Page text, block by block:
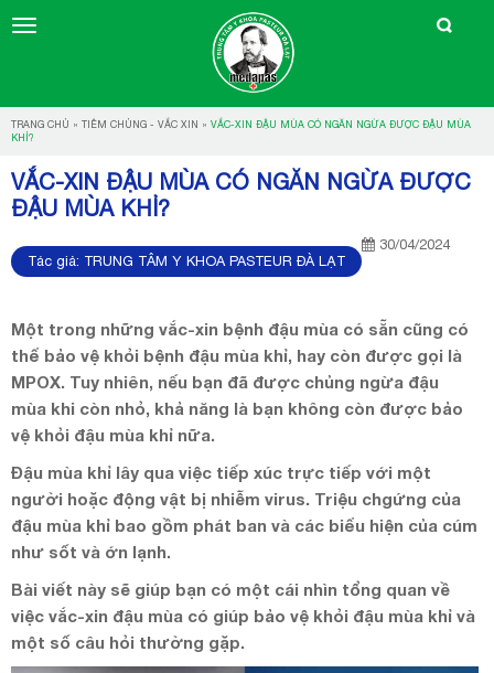
TRANG CHỦ » TIÊM CHỦNG - VẮC XIN » VẮC-XIN ĐẬU MÙA CÓ NGĂN NGỪA ĐƯỢC ĐẬU MÙA
KHỈ?
VẮC-XIN ĐẬU MÙA CÓ NGĂN NGỪA ĐƯỢC
ĐẬU MÙA KHỈ?
30/04/2024
Tác giả: TRUNG TÂM Y KHOA PASTEUR ĐÀ LẠT
Một trong những vắc-xin bệnh đậu mùa có sẵn cũng có
thể bảo vệ khỏi bệnh đậu mùa khỉ, hay còn được gọi là
MPOX. Tuy nhiên, nếu bạn đã được chủng ngừa đậu
mùa khi còn nhỏ, khả năng là bạn không còn được bảo
vệ khỏi đậu mùa khỉ nữa.
Đậu mùa khỉ lây qua việc tiếp xúc trực tiếp với một
người hoặc động vật bị nhiễm virus. Triệu chgứng của
đậu mùa khỉ bao gồm phát ban và các biểu hiện của cúm
như sốt và ớn lạnh.
Bài viết này sẽ giúp bạn có một cái nhìn tổng quan về
việc vắc-xin đậu mùa có giúp bảo vệ khỏi đậu mùa khỉ và
một số câu hỏi thường gặp.